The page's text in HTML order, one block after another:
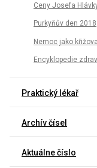
Ceny Josefa
Purkyňův den 2018
Nemoc jako
Encyklopedie
Praktický lékař
Archív čísel
Aktuálne číslo